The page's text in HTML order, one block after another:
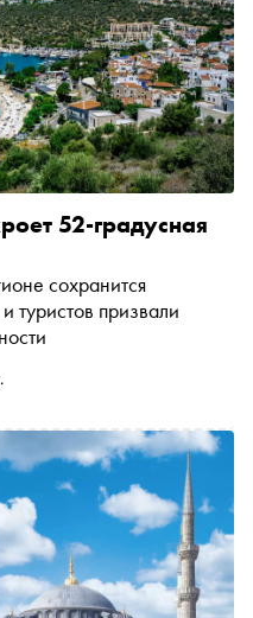
52-градусная
сохранится
туристов призвали